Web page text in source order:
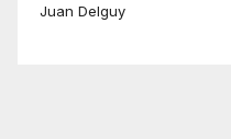
Juan Delguy